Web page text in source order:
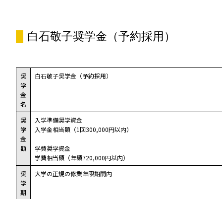
白石敬子奨学金（予約採用）
奨
学
金
名
白石敬子奨学金（予約採用）
奨
学
金
額
入学準備奨学資金
入学金相当額（1回300,000円以内）
学費奨学資金
学費相当額（年額720,000円以内）
奨
学
期
大学の正規の修業年限期間内